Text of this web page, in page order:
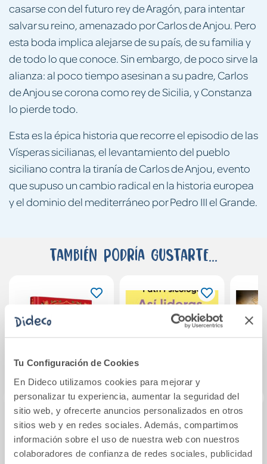
Tu Configuración de Cookies
En Dideco utilizamos cookies para mejorar y
personalizar tu experiencia, aumentar la seguridad del
sitio web, y ofrecerte anuncios personalizados en otros
sitios web y en redes sociales. Además, compartimos
información sobre el uso de nuestra web con nuestros
colaboradores de confianza de redes sociales, publicidad
casarse con del futuro rey de Aragón, para intentar
salvar su reino, amenazado por Carlos de Anjou. Pero
esta boda implica alejarse de su país, de su familia y
de todo lo que conoce. Sin embargo, de poco sirve la
alianza: al poco tiempo asesinan a su padre, Carlos
de Anjou se corona como rey de Sicilia, y Constanza
lo pierde todo.
Esta es la épica historia que recorre el episodio de las
Vísperas sicilianas, el levantamiento del pueblo
siciliano contra la tiranía de Carlos de Anjou, evento
que supuso un cambio radical en la historia europea
y el dominio del mediterráneo por Pedro III el Grande.
También podría gustarte...
Siddhartha
(edición especial
en tapa dura)
Así lideras, así
compites